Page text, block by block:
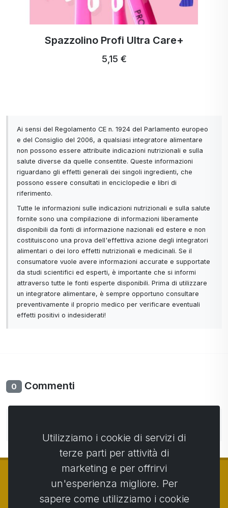
Spazzolino Profi Ultra Care+
5,15 €
Ai sensi del Regolamento CE n. 1924 del Parlamento europeo
e del Consiglio del 2006, a qualsiasi integratore alimentare
non possono essere attribuite indicazioni nutrizionali e sulla
salute diverse da quelle consentite. Queste informazioni
riguardano gli effetti generali dei singoli ingredienti, che
possono essere consultati in enciclopedie e libri di
riferimento.
Tutte le informazioni sulle indicazioni nutrizionali e sulla salute
fornite sono una compilazione di informazioni liberamente
disponibili da fonti di informazione nazionali ed estere e non
costituiscono una prova dell'effettiva azione degli integratori
alimentari o dei loro effetti nutrizionali e medicinali. Se il
consumatore vuole avere informazioni accurate e supportate
da studi scientifici ed esperti, è importante che si informi
attraverso tutte le fonti esperte disponibili. Prima di utilizzare
un integratore alimentare, è sempre opportuno consultare
preventivamente il proprio medico per verificare eventuali
effetti positivi o indesiderati!
0 Commenti
Utilizziamo i cookie di servizi di
terze parti per attività di
marketing e per offrirvi
un'esperienza migliore. Per
sapere come utilizziamo i cookie